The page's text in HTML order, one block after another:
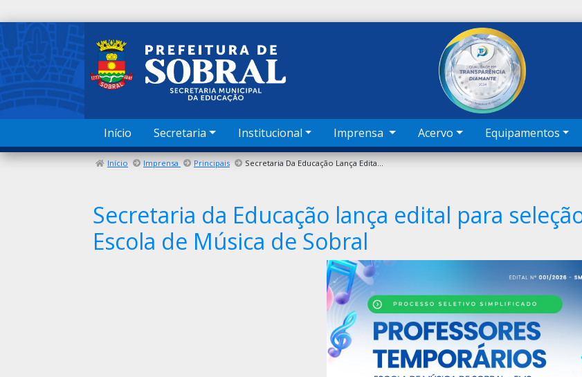
Início Secretaria Institucional Imprensa Acervo Equipamentos
Início Imprensa Principais Secretaria Da Educação Lança Edital Para Seleção De Professores Da Escola De Música De Sobral
Secretaria da Educação lança edital para
Escola de Música de Sobral